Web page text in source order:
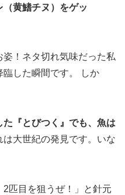
（黄鰭チヌ）をゲッ
姿！ネタ切れ気味だった私
した瞬間です。 しか
た『とびつく』でも、魚は
は大世紀の発見です。いな
匹目を狙うぜ！」と針元